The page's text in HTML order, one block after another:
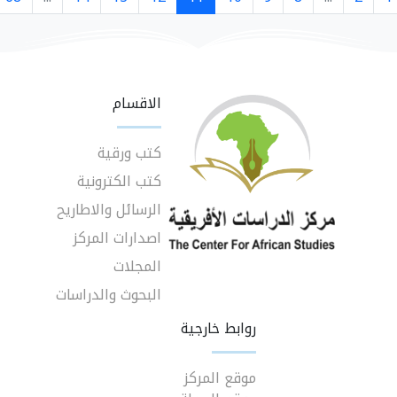
الاقسام
كتب ورقية
كتب الكترونية
الرسائل والاطاريح
اصدارات المركز
البحوث والدراسات
روابط خارجية
موقع المركز